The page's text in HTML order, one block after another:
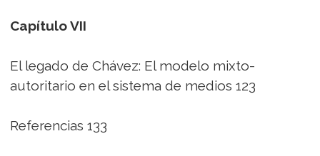
Capítulo VII
El legado de Chávez: El modelo mixto-
autoritario en el sistema de medios 123
Referencias 133